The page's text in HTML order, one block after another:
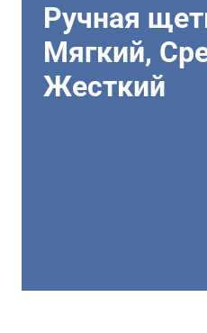
Ручная
Мягкий,
Жесткий